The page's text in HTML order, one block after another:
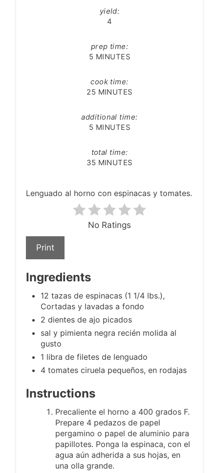
yield:
4
prep time:
5 MINUTES
cook time:
25 MINUTES
additional time:
5 MINUTES
total time:
35 MINUTES
Lenguado al horno con espinacas y tomates.
No Ratings
Print
Ingredients
12 tazas de espinacas (1 1/4 lbs.),
Cortadas y lavadas a fondo
2 dientes de ajo picados
sal y pimienta negra recién molida al
gusto
1 libra de filetes de lenguado
4 tomates ciruela pequeños, en rodajas
Instructions
Precaliente el horno a 400 grados F.
Prepare 4 pedazos de papel
pergamino o papel de aluminio para
papillotes. Ponga la espinaca, con el
agua aún adherida a sus hojas, en
una olla grande.